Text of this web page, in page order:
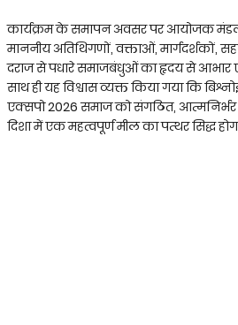
कार्यक्रम के समापन अवसर पर आयोजक
माननीय अतिथिगणों, वक्ताओं, मार्गदर्शकों,
दराज से पधारे समाजबंधुओं का हृदय से आभार
साथ ही यह विश्वास व्यक्त किया गया कि
एक्सपो 2026 समाज को संगठित,
दिशा में एक महत्वपूर्ण मील का पत्थर सिद्ध